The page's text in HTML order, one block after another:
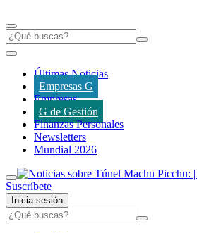
Últimas Noticias
Empresas G
Empresas
G de Gestión
Finanzas Personales
Newsletters
Mundial 2026
Suscríbete
Inicia sesión